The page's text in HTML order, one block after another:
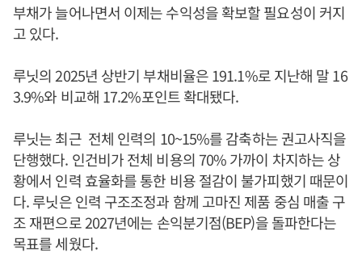
부채가 늘어나면서 이제는 수익성을 확보할 필요성이 커지
고 있다.
루닛의 2025년 상반기 부채비율은 191.1%로 지난해 말 16
3.9%와 비교해 17.2%포인트 확대됐다.
루닛는 최근 전체 인력의 10~15%를 감축하는 권고사직을
단행했다. 인건비가 전체 비용의 70% 가까이 차지하는 상
황에서 인력 효율화를 통한 비용 절감이 불가피했기 때문이
다. 루닛은 인력 구조조정과 함께 고마진 제품 중심 매출 구
조 재편으로 2027년에는 손익분기점(BEP)을 돌파한다는
목표를 세웠다.